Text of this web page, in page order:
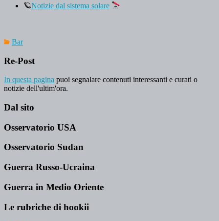
🪐Notizie dal sistema solare
Bar
Re-Post
In questa pagina puoi segnalare contenuti interessanti e curati o
notizie dell'ultim'ora.
Dal sito
Osservatorio USA
Osservatorio Sudan
Guerra Russo-Ucraina
Guerra in Medio Oriente
Le rubriche di hookii